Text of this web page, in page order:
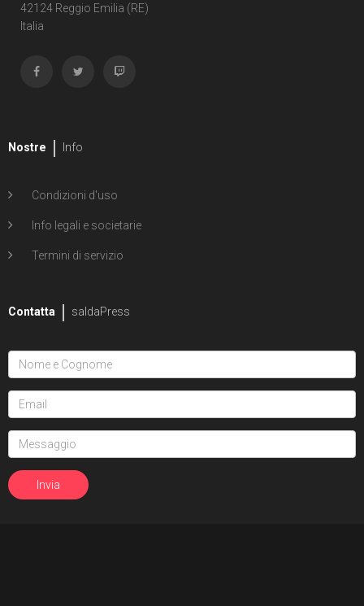
42124 Reggio Emilia (RE)
Italia
Nostre Info
Condizioni d'uso
Info legali e societarie
Termini di servizio
Contatta saldaPress